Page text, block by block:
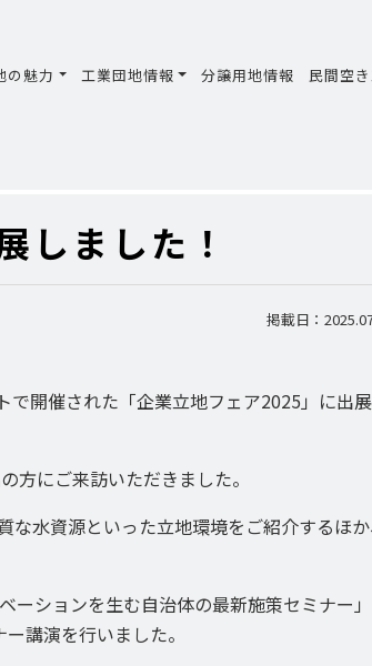
の魅力 工業団地情報 分譲用地情報 民間空
しました！
掲載日：
開催された「企業立地フェア2025」に出
方にご来訪いただきました。
水資源といった立地環境をご紹介するほか
ーションを生む自治体の最新施策セミナー
講演を行いました。